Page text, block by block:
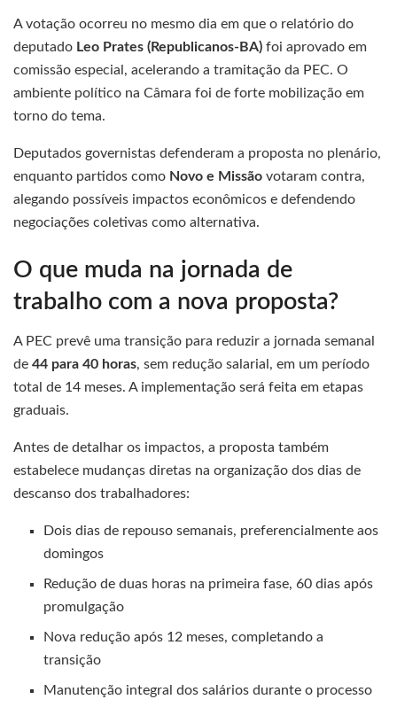
A votação ocorreu no mesmo dia em que o relatório do
deputado Leo Prates (Republicanos-BA) foi aprovado em
comissão especial, acelerando a tramitação da PEC. O
ambiente político na Câmara foi de forte mobilização em
torno do tema.
Deputados governistas defenderam a proposta no plenário,
enquanto partidos como Novo e Missão votaram contra,
alegando possíveis impactos econômicos e defendendo
negociações coletivas como alternativa.
O que muda na jornada de
trabalho com a nova proposta?
A PEC prevê uma transição para reduzir a jornada semanal
de 44 para 40 horas, sem redução salarial, em um período
total de 14 meses. A implementação será feita em etapas
graduais.
Antes de detalhar os impactos, a proposta também
estabelece mudanças diretas na organização dos dias de
descanso dos trabalhadores:
Dois dias de repouso semanais, preferencialmente aos
domingos
Redução de duas horas na primeira fase, 60 dias após
promulgação
Nova redução após 12 meses, completando a
transição
Manutenção integral dos salários durante o processo